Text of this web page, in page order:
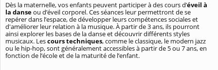
Dès la maternelle, vos enfants peuvent participer à des cours d’éveil à
la danseou d’éveil corporel. Ces séances leur permettront de se
repérer dans l’espace, de développer leurs compétences sociales et
d'améliorer leur relation à la musique. À partir de 3 ans, ils pourront
ainsi explorer les bases de la danse et découvrir différents styles
musicaux. Lescours techniques, comme le classique, le modern jazz
ou le hip-hop, sont généralement accessibles à partir de 5 ou 7 ans, en
fonction de l’école et de la maturité de l’enfant.